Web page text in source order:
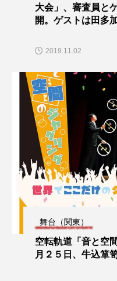
大会」、審査員と
開。ゲストは田多
2019.11.02
舞台（関東）
空転軌道「音と空
月２５日、牛込箪